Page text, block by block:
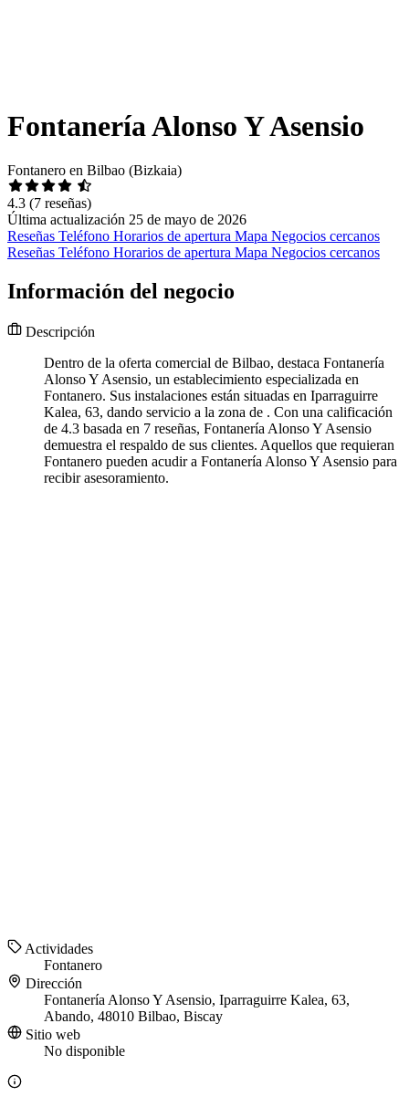
Fontanería Alonso Y Asensio
Fontanero en Bilbao (Bizkaia)
4.3 (7 reseñas)
Última actualización 25 de mayo de 2026
Reseñas Teléfono Horarios de apertura Mapa Negocios cercanos
Reseñas Teléfono Horarios de apertura Mapa Negocios cercanos
Información del negocio
Descripción
Dentro de la oferta comercial de Bilbao, destaca Fontanería
Alonso Y Asensio, un establecimiento especializada en
Fontanero. Sus instalaciones están situadas en Iparraguirre
Kalea, 63, dando servicio a la zona de . Con una calificación
de 4.3 basada en 7 reseñas, Fontanería Alonso Y Asensio
demuestra el respaldo de sus clientes. Aquellos que requieran
Fontanero pueden acudir a Fontanería Alonso Y Asensio para
recibir asesoramiento.
Actividades
Fontanero
Dirección
Fontanería Alonso Y Asensio, Iparraguirre Kalea, 63,
Abando, 48010 Bilbao, Biscay
Sitio web
No disponible